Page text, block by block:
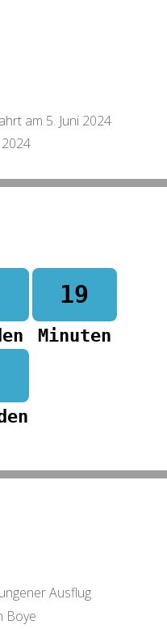
am 5. Juni 2024
19
Minuten
Ausflug
Boye